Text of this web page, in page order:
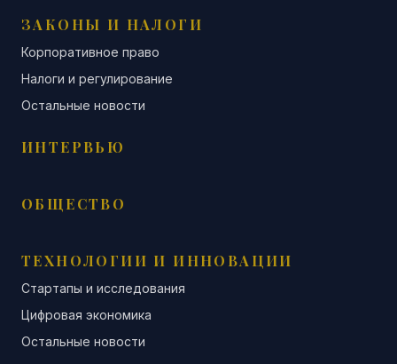
ЗАКОНЫ И НАЛОГИ
Корпоративное право
Налоги и регулирование
Остальные новости
ИНТЕРВЬЮ
ОБЩЕСТВО
ТЕХНОЛОГИИ И ИННОВАЦИИ
Стартапы и исследования
Цифровая экономика
Остальные новости